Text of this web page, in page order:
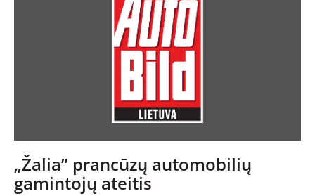
„Žalia” prancūzų automobilių
gamintojų ateitis